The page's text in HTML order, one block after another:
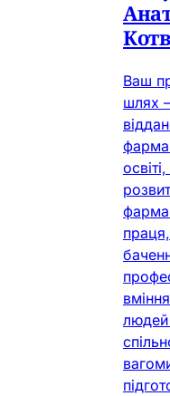
Ваш
шлях
людей